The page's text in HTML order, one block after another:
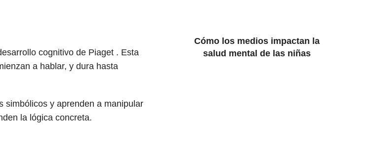
cognitivo de Piaget . Esta
a hablar, y dura hasta
simbólicos y aprenden a manipular
la lógica concreta.
Cómo los medios impactan la
salud mental de las niñas